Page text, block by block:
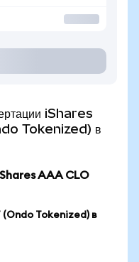
iShares
Tokenized) в
AAA CLO
(Ondo Tokenized) в